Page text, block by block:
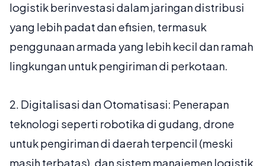
logistik berinvestasi dalam jaringan distribusi
yang lebih padat dan efisien, termasuk
penggunaan armada yang lebih kecil dan ramah
lingkungan untuk pengiriman di perkotaan.
2. Digitalisasi dan Otomatisasi: Penerapan
teknologi seperti robotika di gudang,drone
untuk pengiriman di daerah terpencil (meski
masih terbatas), dan sistem manajemen logistik